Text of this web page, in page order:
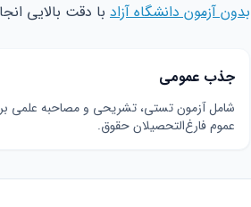
بدون آزمون دانشگاه آزاد با دقت بالایی
جذب عمومی
شامل آزمون تستی، تشریحی و مصاحبه علمی
عموم فارغ‌التحصیلان حقوق.